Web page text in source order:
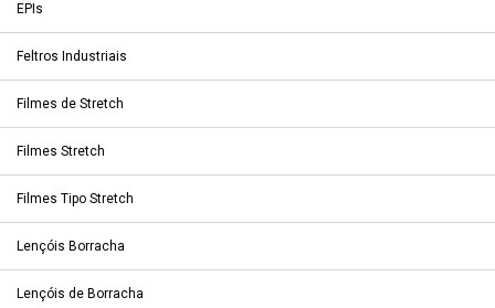
EPIs
Feltros Industriais
Filmes de Stretch
Filmes Stretch
Filmes Tipo Stretch
Lençóis Borracha
Lençóis de Borracha